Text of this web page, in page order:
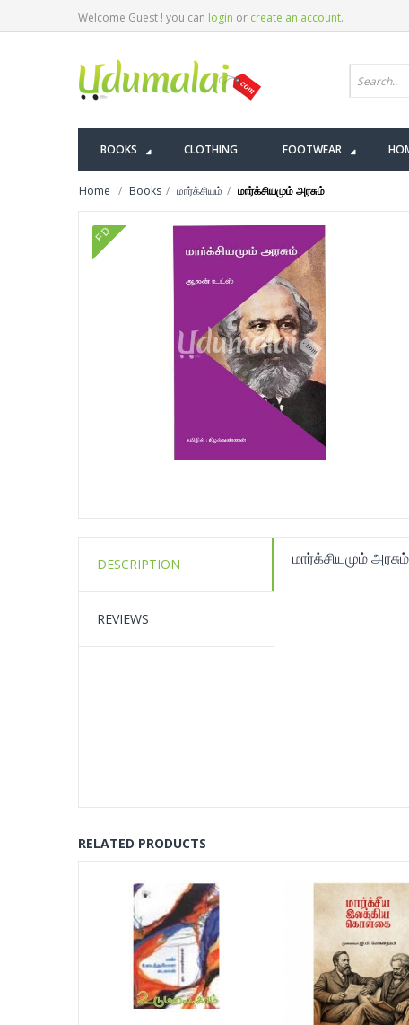
Welcome Guest ! you can login or create an account.
BOOKS CLOTHING FOOTWEAR
Home Books மார்க்சியம் மார்க்சியமும் அரசும்
FD
DESCRIPTION
REVIEWS
மார்க்சியமும் அரசும்
RELATED PRODUCTS